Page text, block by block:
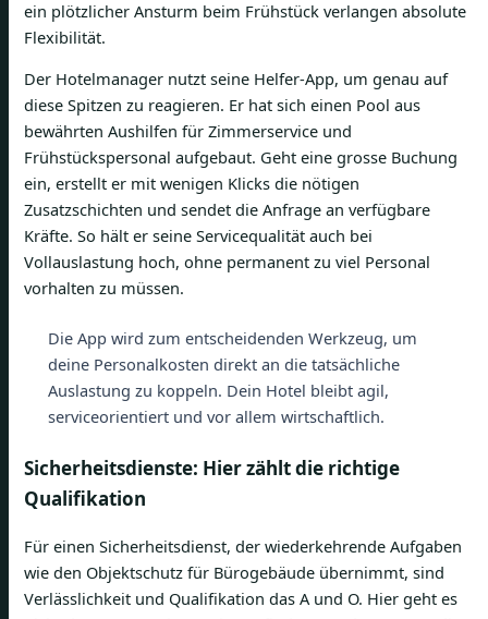
ein plötzlicher Ansturm beim Frühstück verlangen absolute
Flexibilität.
Der Hotelmanager nutzt seine Helfer-App, um genau auf
diese Spitzen zu reagieren. Er hat sich einen Pool aus
bewährten Aushilfen für Zimmerservice und
Frühstückspersonal aufgebaut. Geht eine grosse Buchung
ein, erstellt er mit wenigen Klicks die nötigen
Zusatzschichten und sendet die Anfrage an verfügbare
Kräfte. So hält er seine Servicequalität auch bei
Vollauslastung hoch, ohne permanent zu viel Personal
vorhalten zu müssen.
Die App wird zum entscheidenden Werkzeug, um
deine Personalkosten direkt an die tatsächliche
Auslastung zu koppeln. Dein Hotel bleibt agil,
serviceorientiert und vor allem wirtschaftlich.
Sicherheitsdienste: Hier zählt die richtige
Qualifikation
Für einen Sicherheitsdienst, der wiederkehrende Aufgaben
wie den Objektschutz für Bürogebäude übernimmt, sind
Verlässlichkeit und Qualifikation das A und O. Hier geht es